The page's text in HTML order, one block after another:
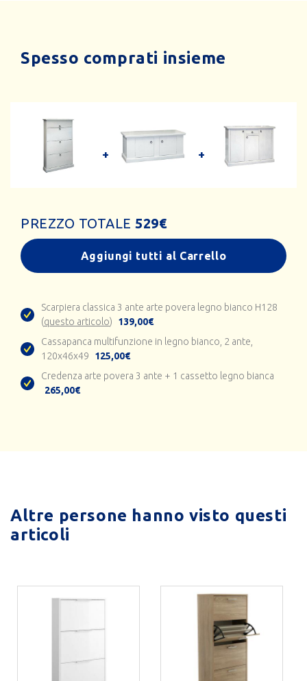
Spesso comprati insieme
PREZZO TOTALE 529€
Aggiungi tutti al Carrello
Scarpiera classica 3 ante arte povera legno bianco H128
(questo articolo)
139,00€
Cassapanca multifunzione in legno bianco, 2 ante,
120x46x49
125,00€
Credenza arte povera 3 ante + 1 cassetto legno bianca
265,00€
Altre persone hanno visto questi
articoli